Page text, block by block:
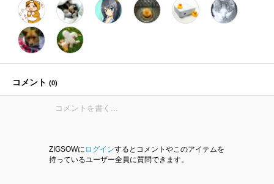
コメント (0)
ZIGSOWに ログインするとコメントやこのアイテムを
持っているユーザー全員に質問できます。